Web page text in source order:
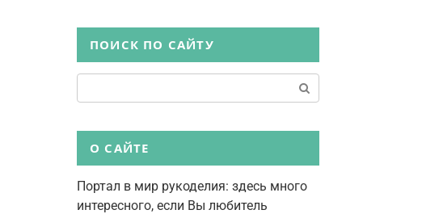
ПОИСК ПО САЙТУ
О САЙТЕ
Портал в мир рукоделия: здесь много
интересного, если Вы любитель